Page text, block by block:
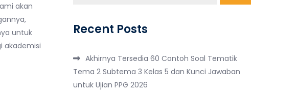
akan
untuk
akademisi
Recent Posts
Akhirnya Tersedia 60 Contoh Soal Tematik
Tema 2 Subtema 3 Kelas 5 dan Kunci Jawaban
untuk Ujian PPG 2026